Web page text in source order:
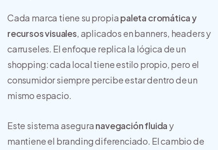
Cada marca tiene su propia paleta cromática y
recursos visuales , aplicados en banners, headers y
carruseles. El enfoque replica la lógica de un
shopping: cada local tiene estilo propio, pero el
consumidor siempre percibe estar dentro de un
mismo espacio.
Este sistema asegura navegación fluida y
mantiene el branding diferenciado. El cambio de